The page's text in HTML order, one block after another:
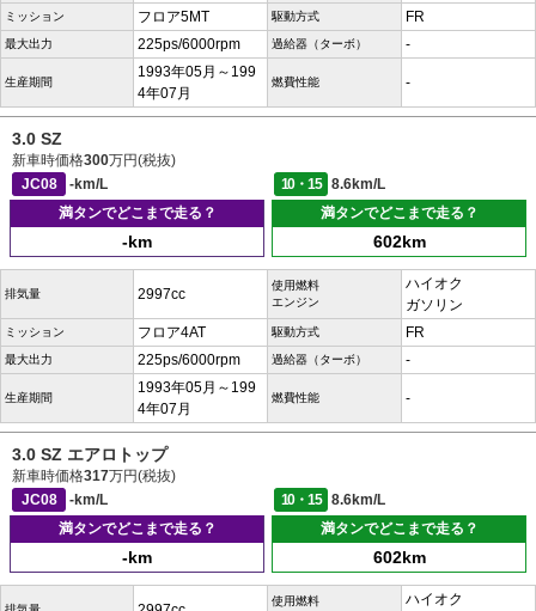
ミッション フロア5MT 駆動方式 FR
最大出力 225ps/6000rpm 過給器（ターボ） -
生産期間
1993年05月～199
4年07月
燃費性能 -
3.0 SZ
新車時価格300万円(税抜)
JC08
-km/L 10・15
8.6km/L
満タンでどこまで走る？
-km
満タンでどこまで走る？
602km
排気量 2997cc
使用燃料
エンジン
ハイオク
ガソリン
ミッション フロア4AT 駆動方式 FR
最大出力 225ps/6000rpm 過給器（ターボ） -
生産期間
1993年05月～199
4年07月
燃費性能 -
3.0 SZ エアロトップ
新車時価格317万円(税抜)
JC08
-km/L 10・15
8.6km/L
満タンでどこまで走る？
-km
満タンでどこまで走る？
602km
使用燃料
ハイオク